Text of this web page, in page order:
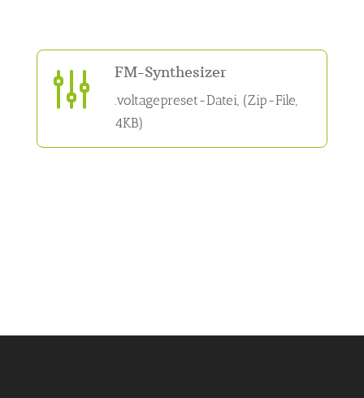
g FM-Synthesizer
.voltagepreset-Datei, (Zip-File,
4KB)